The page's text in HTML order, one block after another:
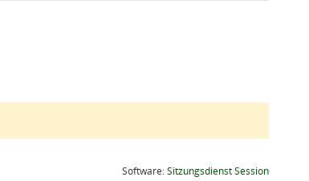
Software:SitzungsdienstSession(Wird in